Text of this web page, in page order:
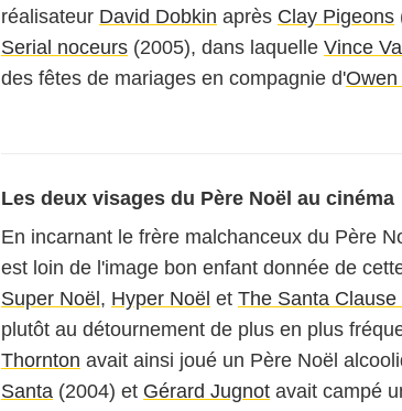
réalisateur David Dobkin après Clay Pigeons
Serial noceurs (2005), dans laquelle Vince
des fêtes de mariages en compagnie d'
Les deux visages du Père Noël au cinéma
En incarnant le frère malchanceux du Père
est loin de l'image bon enfant donnée de
Super Noël , Hyper Noël et The Santa
plutôt au détournement de plus en plus
Thornton avait ainsi joué un Père Noël
Santa (2004) et Gérard Jugnot avait campé